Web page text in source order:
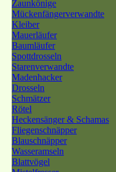
Zaunkönige
Mückenfängerverwandte
Kleiber
Mauerläufer
Baumläufer
Spottdrosseln
Starenverwandte
Madenhacker
Drosseln
Schmätzer
Rötel
Heckensänger & Schamas
Fliegenschnäpper
Blauschnäpper
Wasseramseln
Blattvögel